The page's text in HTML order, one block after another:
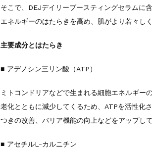
そこで、DEJデイリーブースティングセラムに
エネルギーのはたらきを高め、肌がより若々し
主要成分とはたらき
■ アデノシン三リン酸（ATP）
ミトコンドリアなどで生まれる細胞エネルギーの
老化とともに減少してくるため、ATPを活性化
つきの改善、バリア機能の向上などをアップして
■ アセチルL-カルニチン